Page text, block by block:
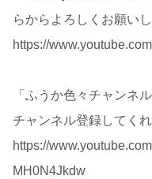
らからよろしくお願いし
https://
「ふうか色々チャンネ
チャンネル登録してく
https://
MH0N4Jkdw